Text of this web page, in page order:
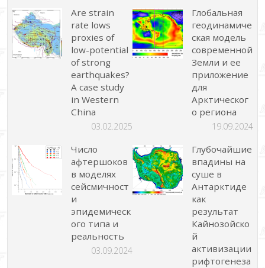
Are strain
rate lows
proxies of
low-potential
of strong
earthquakes?
A case study
in Western
China
03.02.2025
Глобальная
геодинамиче
ская модель
современной
Земли и ее
приложение
для
Арктическог
о региона
19.09.2024
Число
афтершоков
в моделях
сейсмичност
и
эпидемическ
ого типа и
реальность
03.09.2024
Глубочайшие
впадины на
суше в
Антарктиде
как
результат
Кайнозойско
й
активизации
рифтогенеза